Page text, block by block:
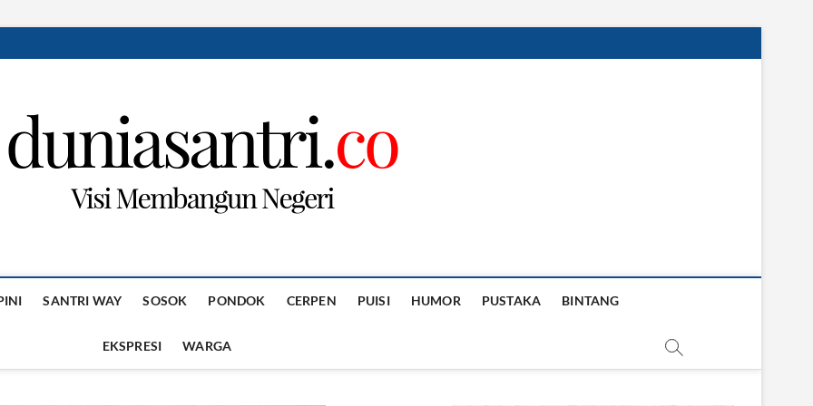
SANTRI WAY SOSOK PONDOK CERPEN PUISI HUMOR PUSTAKA BINTANG
EKSPRESI WARGA